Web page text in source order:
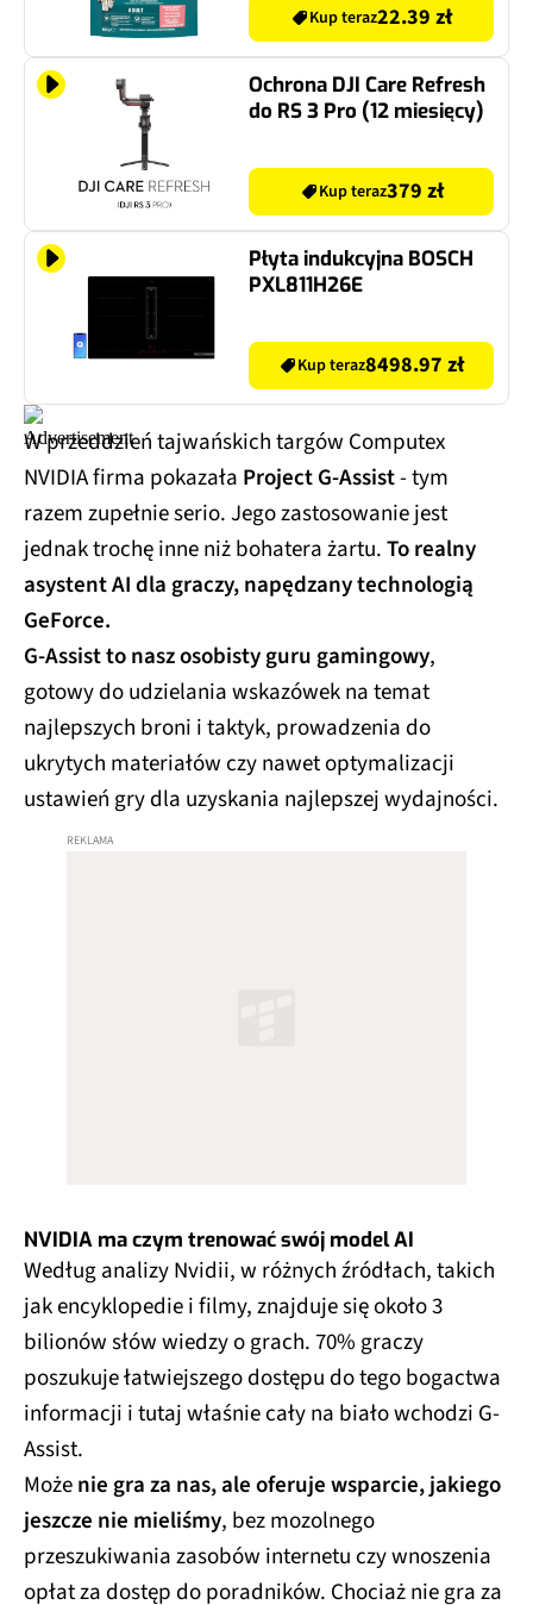
Kup teraz22.39 zł
Ochrona DJI Care Refresh
do RS 3 Pro (12 miesięcy)
Kup teraz379 zł
Płyta indukcyjna BOSCH
PXL811H26E
Kup teraz8498.97 zł
W przeddzień tajwańskich targów Computex
NVIDIA firma pokazała Project G-Assist- tym
razem zupełnie serio. Jego zastosowanie jest
jednak trochę inne niż bohatera żartu.To realny
asystent AI dla graczy, napędzany technologią
GeForce.
G-Assist to nasz osobisty guru gamingowy,
gotowy do udzielania wskazówek na temat
najlepszych broni i taktyk, prowadzenia do
ukrytych materiałów czy nawet optymalizacji
ustawień gry dla uzyskania najlepszej wydajności.
NVIDIA ma czym trenować swój model AI
Według analizy Nvidii, w różnych źródłach, takich
jak encyklopedie i filmy, znajduje się około 3
bilionów słów wiedzy o grach. 70% graczy
poszukuje łatwiejszego dostępu do tego bogactwa
informacji i tutaj właśnie cały na biało wchodzi G-
Assist.
Możenie gra za nas, ale oferuje wsparcie, jakiego
jeszcze nie mieliśmy, bez mozolnego
przeszukiwania zasobów internetu czy wnoszenia
opłat za dostęp do poradników. Chociaż nie gra za